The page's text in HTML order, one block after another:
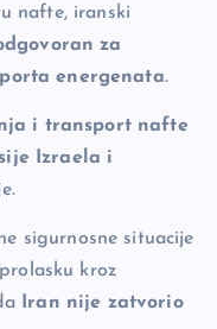
nafte, iranski
za
energenata.
i transport nafte
Izraela i
sigurnosne situacije
kroz
Iran nije zatvorio